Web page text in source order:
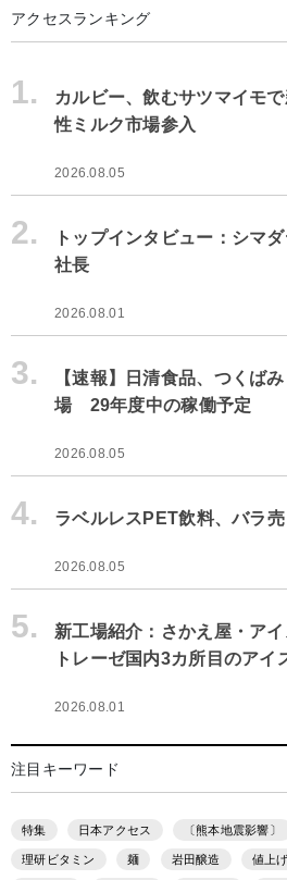
アクセスランキング
1.
カルビー、飲むサツマイモ
性ミルク市場参入
2026.08.05
2.
トップインタビュー：シマ
社長
2026.08.01
3.
【速報】日清食品、つくば
場 29年度中の稼働予定
2026.08.05
4. ラベルレスPET飲料、バラ
2026.08.05
5.
新工場紹介：さかえ屋・ア
トレーゼ国内3カ所目のアイ
2026.08.01
注目キーワード
特集 日本アクセス 〔熊本地震影響〕
理研ビタミン 麺 岩田醸造 値上げ